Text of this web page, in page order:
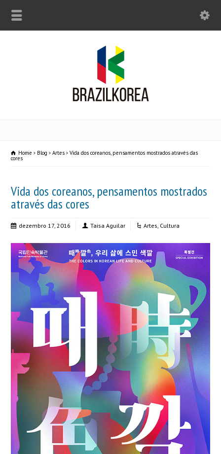
Home Blog Artes Vida dos coreanos, pensamentos mostrados através das
cores
Vida dos coreanos, pensamentos mostrados
através das cores
dezembro 17, 2016 Taisa Aguilar Artes, Cultura